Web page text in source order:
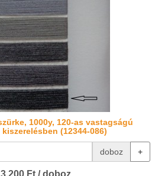
1000y, 120-as vastagságú
(12344-086)
doboz +